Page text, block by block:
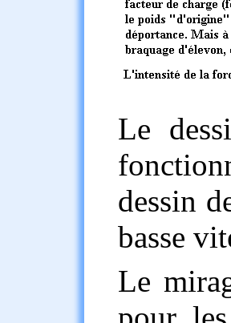
Le
dessin
basse
Le